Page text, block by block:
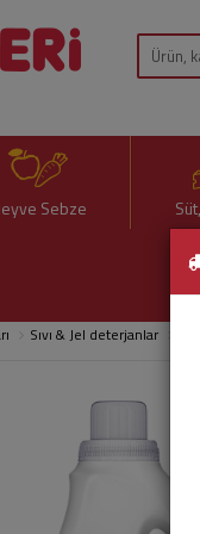
Sebze
Sıvı & Jel deterjanlar